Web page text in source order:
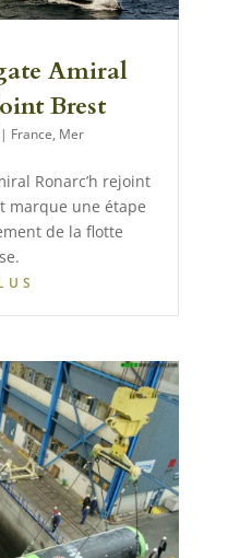
Amiral
Brest
| France, Mer
Ronarc’h rejoint
marque une étape
de la flotte